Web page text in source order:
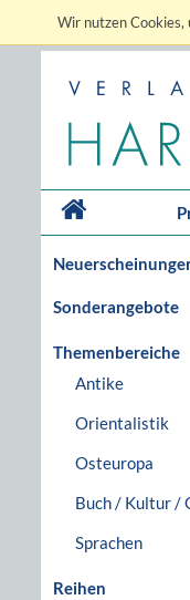
Wir nutzen Cookies,
Sonderangebote
Themenbereiche
Antike
Orientalistik
Osteuropa
Buch / Kultur /
Sprachen
Reihen